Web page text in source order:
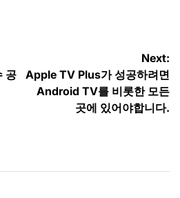
공
Next:
Apple TV Plus가 성공하려면
Android TV를 비롯한 모든
곳에 있어야합니다.